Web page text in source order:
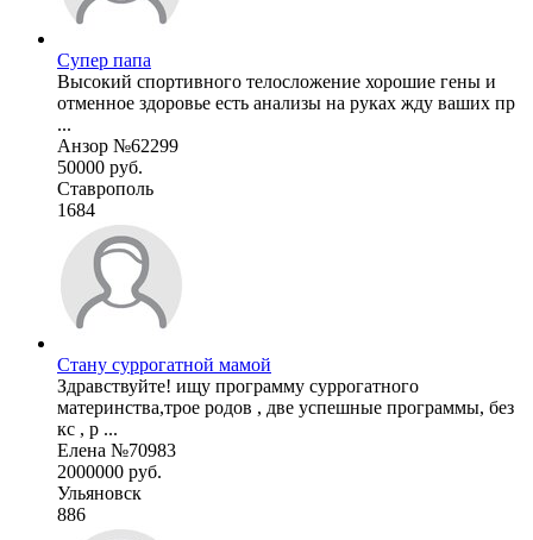
Супер папа
Высокий спортивного телосложение хорошие гены и
отменное здоровье есть анализы на руках жду ваших пр
...
Анзор №62299
50000 руб.
Ставрополь
1684
Стану суррогатной мамой
Здравствуйте! ищу программу суррогатного
материнства,трое родов , две успешные программы, без
кс , р ...
Елена №70983
2000000 руб.
Ульяновск
886